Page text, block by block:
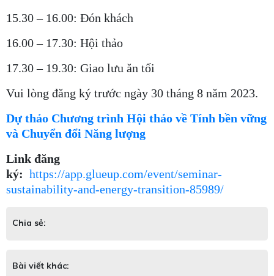
15.30 – 16.00: Đón khách
16.00 – 17.30: Hội thảo
17.30 – 19.30: Giao lưu ăn tối
Vui lòng đăng ký trước ngày 30 tháng 8 năm 2023.
Dự thảo Chương trình Hội thảo về Tính bền vững
và Chuyển đổi Năng lượng
Link đăng
ký: https://app.glueup.com/event/seminar-
sustainability-and-energy-transition-85989/
Chia sẻ:
Bài viết khác: